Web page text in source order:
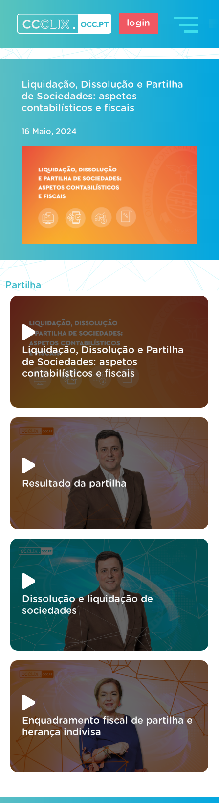
content
login
Liquidação, Dissolução e Partilha
de Sociedades: aspetos
contabilísticos e fiscais
16 Maio, 2024
Partilha
Liquidação, Dissolução e Partilha
de Sociedades: aspetos
contabilísticos e fiscais
Resultado da partilha
Dissolução e liquidação de
sociedades
Enquadramento fiscal de partilha e
herança indivisa